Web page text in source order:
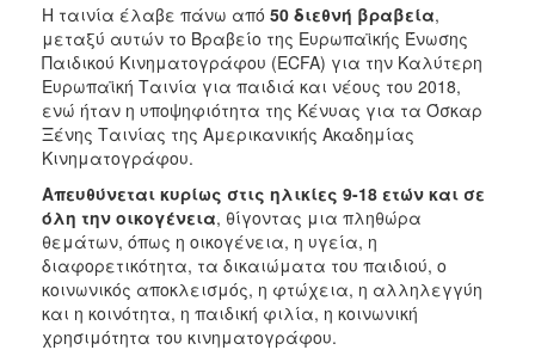
Η ταινία έλαβε πάνω από 50 διεθνή βραβεία,
μεταξύ αυτών το Βραβείο της Ευρωπαϊκής Ένωσης
Παιδικού Κινηματογράφου (ECFA) για την Καλύτερη
Ευρωπαϊκή Ταινία για παιδιά και νέους του 2018,
ενώ ήταν η υποψηφιότητα της Κένυας για τα Όσκαρ
Ξένης Ταινίας της Αμερικανικής Ακαδημίας
Κινηματογράφου.
Απευθύνεται κυρίως στις ηλικίες 9-18 ετών και σε
όλη την οικογένεια, θίγοντας μια πληθώρα
θεμάτων, όπως η οικογένεια, η υγεία, η
διαφορετικότητα, τα δικαιώματα του παιδιού, ο
κοινωνικός αποκλεισμός, η φτώχεια, η αλληλεγγύη
και η κοινότητα, η παιδική φιλία, η κοινωνική
χρησιμότητα του κινηματογράφου.